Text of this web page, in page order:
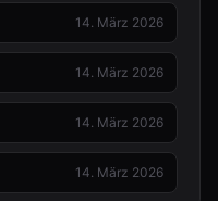
14. März 2026
14. März 2026
14. März 2026
14. März 2026